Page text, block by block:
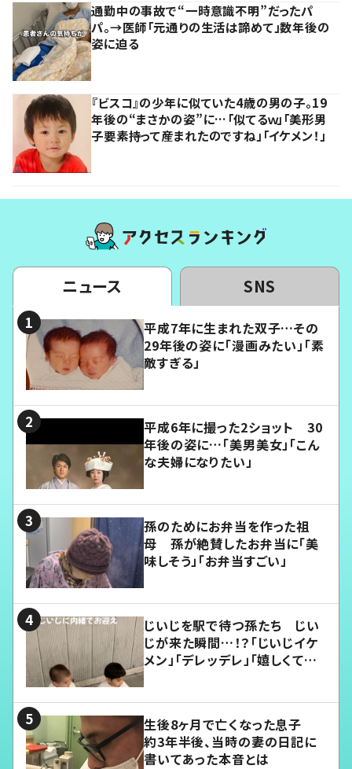
通勤中の事故で“一時意識不明”だったパ
パ。→医師「元通りの生活は諦めて」数年後の
姿に迫る
『ビスコ』の少年に似ていた4歳の男の子。19
年後の“まさかの姿”に…「似てるｗ」「美形男
子要素持って産まれたのですね」「イケメン！」
ニュース SNS
平成7年に生まれた双子…その
29年後の姿に「漫画みたい」「素
敵すぎる」
平成6年に撮った2ショット 30
年後の姿に…「美男美女」「こん
な夫婦になりたい」
孫のためにお弁当を作った祖
母 孫が絶賛したお弁当に「美
味しそう」「お弁当すごい」
じいじを駅で待つ孫たち じい
じが来た瞬間…！？「じいじイケ
メン」「デレッデレ」「嬉しくて可
生後8ヶ月で亡くなった息子
約3年半後、当時の妻の日記に
書いてあった本音とは